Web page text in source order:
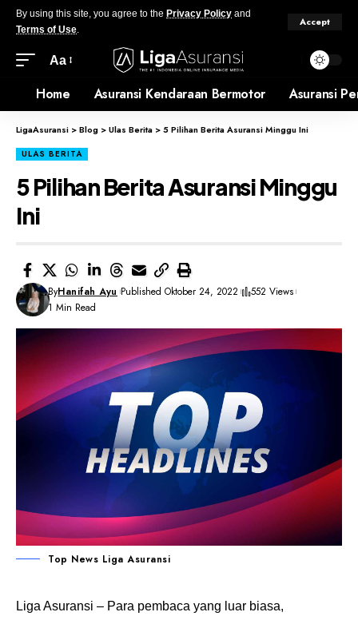
By using this site, you agree to the Privacy Policy and
Terms of Use.
Accept
Aa
Home Asuransi Kendaraan Bermotor Asuransi
LigaAsuransi >Blog >Ulas Berita >5 Pilihan Berita Asuransi Minggu Ini
ULAS BERITA
5 Pilihan Berita Asuransi Minggu
Ini
ByHanifah Ayu Published Oktober 24, 2022
552 Views
1 Min Read
Top News Liga Asuransi
Liga Asuransi – Para pembaca yang luar biasa,